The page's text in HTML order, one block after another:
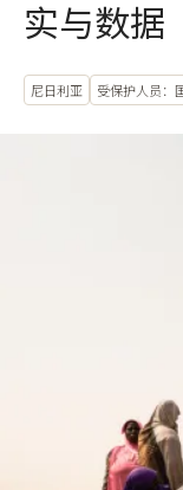
实与数据
尼日利亚 受保护人员：